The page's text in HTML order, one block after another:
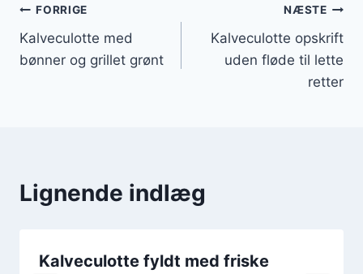
Indlægsnavigation
FORRIGE
Kalveculotte med
bønner og grillet grønt
NÆSTE
Kalveculotte opskrift
uden fløde til lette
retter
Lignende indlæg
Kalveculotte fyldt med friske